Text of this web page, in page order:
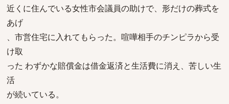
近くに住んでいる女性市会議員の助けで、形だけの葬式を
あげ
、市営住宅に入れてもらった。喧嘩相手のチンピラから受
け取
った わずかな賠償金は借金返済と生活費に消え、苦しい生
活
が続いている。